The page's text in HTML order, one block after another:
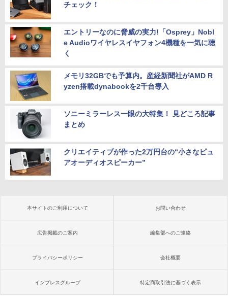
チェック！
エントリーなのに脅威の実力!「Osprey」Nobl
e Audioワイヤレスイヤフォン4機種を一気に聴
く
メモリ32GBでも予算内。産経新聞社がAMD R
yzen搭載dynabookを2千台導入
ソニーミラーレス一眼の大特集！ 見どころ記事
まとめ
クリエイティブが作った2万円台の“小さなピュ
アオーディオスピーカー”
本サイトのご利用について お問い合わせ
広告掲載のご案内 編集部へのご連絡
プライバシーポリシー 会社概要
インプレスグループ 特定商取引法に基づく表示